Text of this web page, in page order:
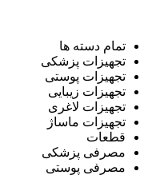
تمام دسته ها
تجهیزات پزشکی
تجهیزات پوستی
تجهیزات زیبایی
تجهیزات لاغری
تجهیزات ماساژ
قطعات
مصرفی پزشکی
مصرفی پوستی